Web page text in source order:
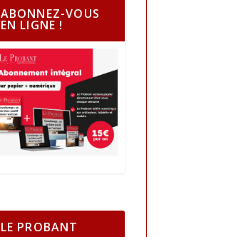
ABONNEZ-VOUS
EN LIGNE !
LE PROBANT